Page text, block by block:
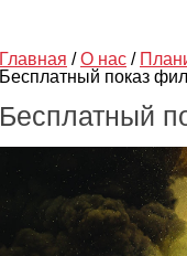
Главная / О нас /
Бесплатный показ
Бесплатный